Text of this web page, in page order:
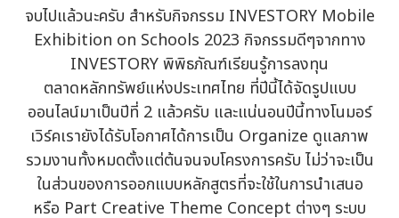
จบไปแล้วนะครับ สำหรับกิจกรรม INVESTORY Mobile
Exhibition on Schools 2023 กิจกรรมดีๆจากทาง
INVESTORY พิพิธภัณฑ์เรียนรู้การลงทุน
ตลาดหลักทรัพย์แห่งประเทศไทย ที่ปีนี้ได้จัดรูปแบบ
ออนไลน์มาเป็นปีที่ 2 แล้วครับ และแน่นอนปีนี้ทางโนมอร์
เวิร์คเรายังได้รับโอกาศได้การเป็น Organize ดูแลภาพ
รวมงานทั้งหมดตั้งแต่ต้นจนจบโครงการครับ ไม่ว่าจะเป็น
ในส่วนของการออกแบบหลักสูตรที่จะใช้ในการนำเสนอ
หรือ Part Creative Theme Concept ต่างๆ ระบบ